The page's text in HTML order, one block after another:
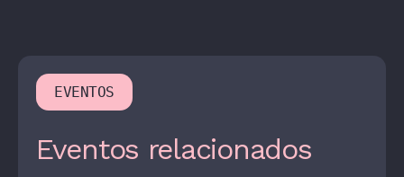
EVENTOS
Eventos relacionados